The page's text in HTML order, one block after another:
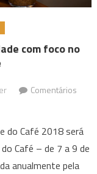
com foco no
Comentários
do Café 2018 será
Café – de 7 a 9 de
anualmente pela